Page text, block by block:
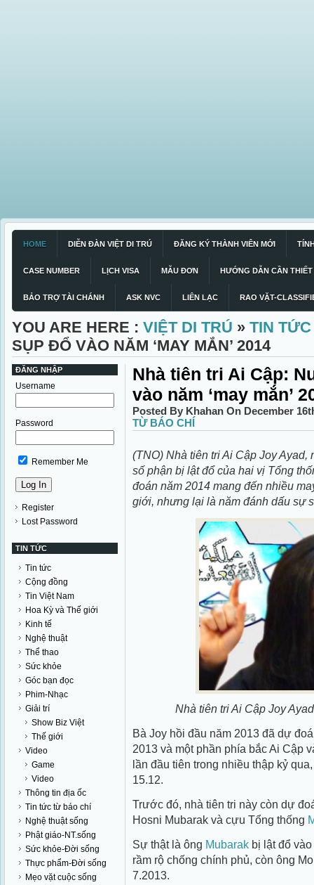
HOME DIỄN ĐÀN VIỆT DI TRÚ ĐĂNG KÝ THÀNH VIÊN MỚI
CASE NUMBER LỊCH VISA MẪU ĐƠN HƯỚNG DẪN CẦN THIẾT
BẢO TRỢ TÀI CHÁNH ASK NVC LIÊN LẠC RAO VẶT-
YOU ARE HERE : VIỆT DI TRÚ » TIN
SỤP ĐỔ VÀO NĂM ‘MAY MẮN’ 2014
ĐĂNG NHẬP
Username
Password
Remember Me
Register
Lost Password
TIN TỨC
Tin tức
Cộng đồng
Tin Việt Nam
Hoa Kỳ và Thế giới
Kinh tế
Nghệ thuật
Thể thao
Sức khỏe
Góc bạn đọc
Phim-Nhạc
Giải trí
Show Biz Việt
Thế giới
Video
Game
Video
Thông tin địa ốc
Tin tức từ báo chí
Nghệ thuật sống
Phật giáo-NT.sống
Sức khỏe-Đời sống
Thực phẩm-Đời sống
Mẹo vặt cuộc sống
Nhà tiên tri Ai Cập:
vào năm ‘may mắn’
Posted By Khahan On December
TỪ BÁO CHÍ
(TNO) Nhà tiên tri Ai Cập Joy
số phận bị lật đổ của hai vị Tổng
đoán năm 2014 mang đến nhiều
giới, nhưng lại là năm đánh dấu sự
Nhà tiên tri Ai Cập Joy
Bà Joy hồi đầu năm 2013 đã dự
2013 và một phần phía bắc Ai Cập
lần đầu tiên trong nhiều thập kỷ
15.12.
Trước đó, nhà tiên tri này còn dự
Hosni Mubarak và cựu Tổng thống
Sự thật là ông Mubarak bị lật đổ
rầm rộ chống chính phủ, còn ông
7.2013.